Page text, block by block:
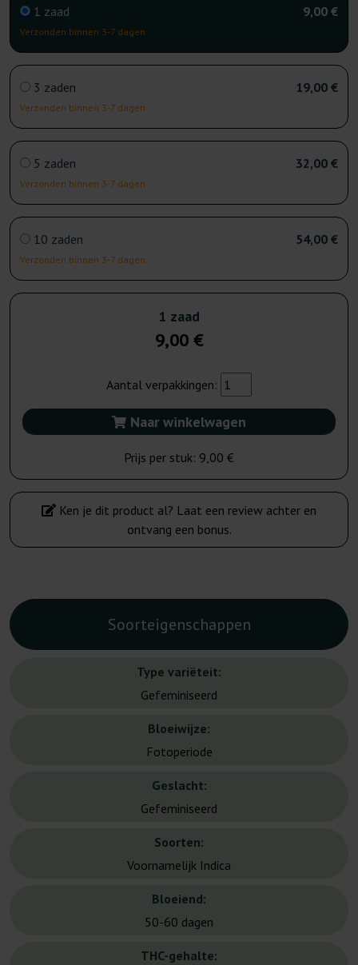
1 zaad
Verzonden binnen 3-7 dagen
9,00 €
3 zaden
Verzonden binnen 3-7 dagen
19,00 €
5 zaden
Verzonden binnen 3-7 dagen
32,00 €
10 zaden
Verzonden binnen 3-7 dagen
54,00 €
1 zaad
9,00 €
Aantal verpakkingen:
Naar winkelwagen
Prijs per stuk: 9,00 €
Ken je dit product al? Laat een review achter en
ontvang een bonus.
Soorteigenschappen
Type variëteit:
Gefeminiseerd
Bloeiwijze:
Fotoperiode
Geslacht:
Gefeminiseerd
Soorten:
Voornamelijk Indica
Bloeiend:
50-60 dagen
THC-gehalte: